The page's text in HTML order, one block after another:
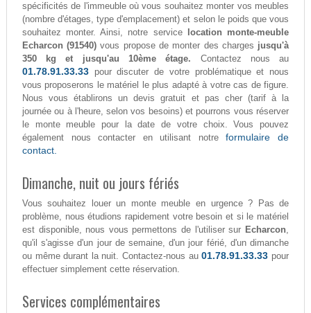
spécificités de l'immeuble où vous souhaitez monter vos meubles
(nombre d'étages, type d'emplacement) et selon le poids que vous
souhaitez monter. Ainsi, notre service
location monte-meuble
Echarcon (91540) vous propose de monter des charges jusqu'à
350 kg et jusqu'au 10ème étage. Contactez nous au
01.78.91.33.33pour discuter de votre problématique et nous
vous proposerons le matériel le plus adapté à votre cas de figure.
Nous vous établirons un devis gratuit et pas cher (tarif à la
journée ou à l'heure, selon vos besoins) et pourrons vous réserver
le monte meuble pour la date de votre choix. Vous pouvez
également nous contacter en utilisant notreformulaire de
contact.
Dimanche, nuit ou jours fériés
Vous souhaitez louer un monte meuble en urgence ? Pas de
problème, nous étudions rapidement votre besoin et si le matériel
est disponible, nous vous permettons de l'utiliser sur Echarcon,
qu'il s'agisse d'un jour de semaine, d'un jour férié, d'un dimanche
ou même durant la nuit. Contactez-nous au01.78.91.33.33 pour
effectuer simplement cette réservation.
Services complémentaires